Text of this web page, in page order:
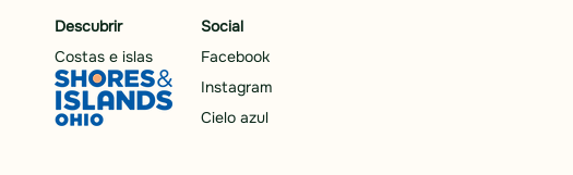
Descubrir
Costas e islas
Social
Facebook
Instagram
Cielo azul